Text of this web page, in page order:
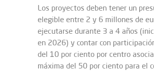
Los proyectos deben tener un
elegible entre 2 y 6 millones de
ejecutarse durante 3 a 4 años
en 2026) y contar con
del 10 por ciento por centro
máxima del 50 por ciento para el